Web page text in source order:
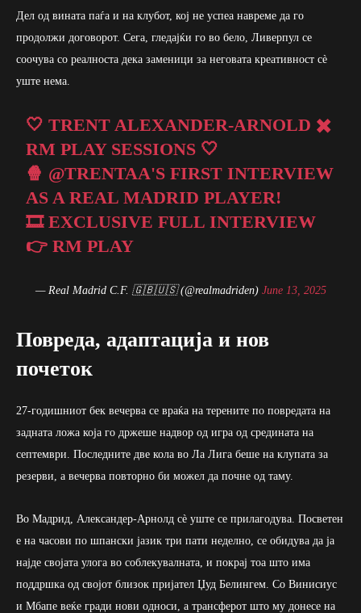
Дел од вината паѓа и на клубот, кој не успеа навреме да го
продолжи договорот. Сега, гледајќи го во бело, Ливерпул се
соочува со реалноста дека заменици за неговата креативност сè
уште нема.
🤍 TRENT ALEXANDER-ARNOLD ✖️
RM PLAY SESSIONS 🤍
🍿 @TRENTAA'S FIRST INTERVIEW
AS A REAL MADRID PLAYER!
🎞️ EXCLUSIVE FULL INTERVIEW
👉 RM PLAY
— Real Madrid C.F. 🇬🇧🇺🇸 (@realmadriden) June 13, 2025
Повреда, адаптација и нов
почеток
27-годишниот бек вечерва се враќа на терените по повредата на
задната ложа која го држеше надвор од игра од средината на
септември. Последните две кола во Ла Лига беше на клупата за
резерви, а вечерва повторно би можел да почне од таму.
Во Мадрид, Александер-Арнолд сè уште се прилагодува. Посветен
е на часови по шпански јазик три пати неделно, се обидува да ја
најде својата улога во соблекувалната, и покрај тоа што има
поддршка од својот близок пријател Џуд Белингем. Со Винисиус
и Мбапе веќе гради нови односи, а трансферот што му донесе на